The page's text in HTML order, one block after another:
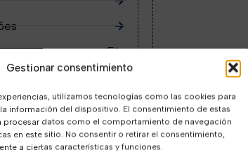
Gestionar consentimiento
utilizamos tecnologías como las cookies para
información del dispositivo. El consentimiento de estas
procesar datos como el comportamiento de navegación
en este sitio. No consentir o retirar el consentimiento,
a ciertas características y funciones.
Etc.